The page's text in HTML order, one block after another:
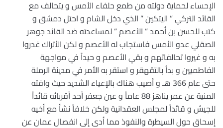
الإحساء لحماية دولته من طمع حلفاء الأمس و يتحالف مع
القائد التركي ” اليتكين ” الذي دخل الشام و احتل دمشق و
كتب للحسن بن أحمد ” الأعصم ” لمساعدته ضد القائد جوهر
الصقلي عدو الأمس فاستجاب له الأعصم و لكن الأتراك غدروا
به و غيروا تحالفاتهم و بقي الأعصم و حيداً في مواجهة
الفاطميين و بدأ بالتقهقر و استقر به الأمر في مدينة الرملة
حتى عام 366 هـ و أصيب هناك بالإعياء الشديد حيث وافته
المنية عن عمر يناهز 88 عاماً و عين جعفر أحد أقربائه قائداً
للجيش و قائداً لمجلس العقدانية ولكن خلافاً نشأ مع أخيه
إسحاق حول السيطرة والنفوذ مما أدى إلى انفصال عمان عن